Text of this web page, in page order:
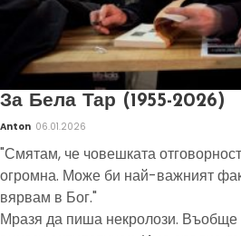
За Бела Тар (1955-2026)
Anton 06.01.2026
"Смятам, че човешката
огромна. Може би най-важният
вярвам в Бог."
Мразя да пиша некролози.